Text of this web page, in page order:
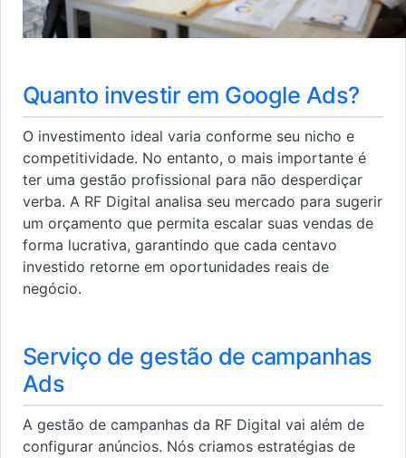
Quanto investir em Google Ads?
O investimento ideal varia conforme seu nicho e
competitividade. No entanto, o mais importante é
ter uma gestão profissional para não desperdiçar
verba. A RF Digital analisa seu mercado para sugerir
um orçamento que permita escalar suas vendas de
forma lucrativa, garantindo que cada centavo
investido retorne em oportunidades reais de
negócio.
Serviço de gestão de campanhas
Ads
A gestão de campanhas da RF Digital vai além de
configurar anúncios. Nós criamos estratégias de